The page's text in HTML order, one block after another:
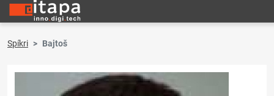
Spíkri Bajtoš